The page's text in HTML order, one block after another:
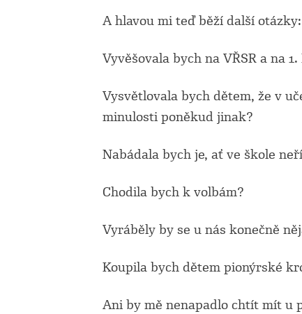
A hlavou mi teď běží další otázky:
Vyvěšovala bych na VŘSR a na
Vysvětlovala bych dětem, že v
minulosti poněkud jinak?
Nabádala bych je, ať ve škole
Chodila bych k volbám?
Vyráběly by se u nás konečně
Koupila bych dětem pionýrské
Ani by mě nenapadlo chtít mít u